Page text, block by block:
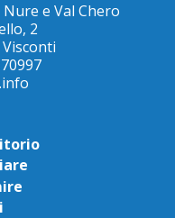
e Val Chero
2